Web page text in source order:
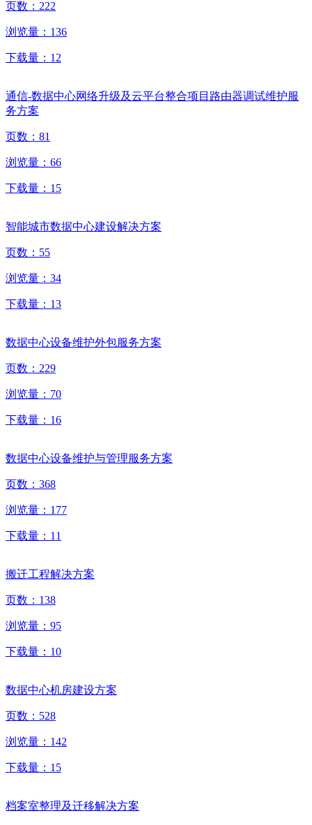
页数： 222
浏览量： 136
下载量： 12
通信-数据中心网络升级及云平台整合项目路由器调试维护服
务方案
页数： 81
浏览量： 66
下载量： 15
智能城市数据中心建设解决方案
页数： 55
浏览量： 34
下载量： 13
数据中心设备维护外包服务方案
页数： 229
浏览量： 70
下载量： 16
数据中心设备维护与管理服务方案
页数： 368
浏览量： 177
下载量： 11
搬迁工程解决方案
页数： 138
浏览量： 95
下载量： 10
数据中心机房建设方案
页数： 528
浏览量： 142
下载量： 15
档案室整理及迁移解决方案